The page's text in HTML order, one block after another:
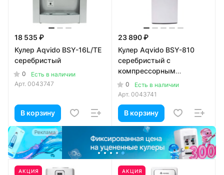
18 535 ₽
Кулер Aqvido BSY-16L/TE
серебристый
0
Есть в наличии
Арт. 0043747
В корзину
Реклама
23 890 ₽
Кулер Aqvido BSY-810
серебристый с
компрессорным
охлаждением
0
Есть в наличии
Арт. 0043741
В корзину
АКЦИЯ АКЦИЯ